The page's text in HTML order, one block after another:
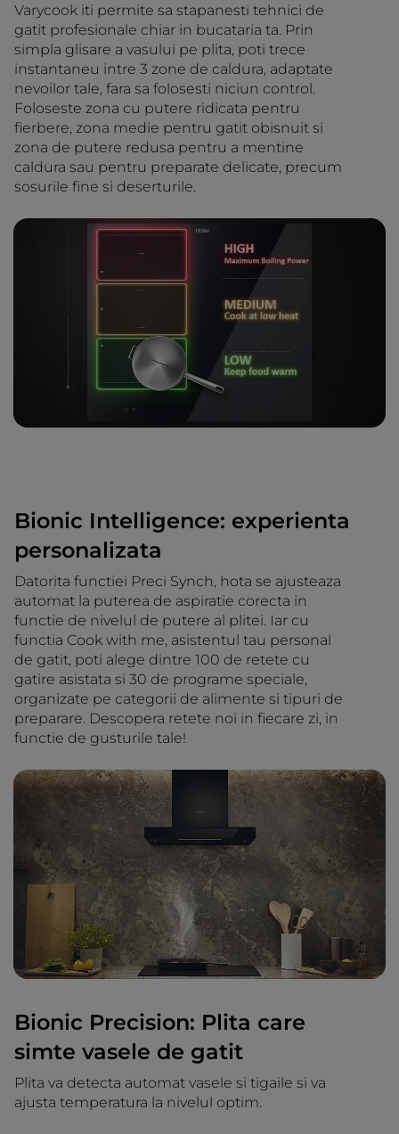
Varycook iti permite sa stapanesti tehnici de
gatit profesionale chiar in bucataria ta. Prin
simpla glisare a vasului pe plita, poti trece
instantaneu intre 3 zone de caldura, adaptate
nevoilor tale, fara sa folosesti niciun control.
Foloseste zona cu putere ridicata pentru
fierbere, zona medie pentru gatit obisnuit si
zona de putere redusa pentru a mentine
caldura sau pentru preparate delicate, precum
sosurile fine si deserturile.
Bionic Intelligence: experienta
personalizata
Datorita functiei Preci Synch, hota se ajusteaza
automat la puterea de aspiratie corecta in
functie de nivelul de putere al plitei. Iar cu
functia Cook with me, asistentul tau personal
de gatit, poti alege dintre 100 de retete cu
gatire asistata si 30 de programe speciale,
organizate pe categorii de alimente si tipuri de
preparare. Descopera retete noi in fiecare zi, in
functie de gusturile tale!
Bionic Precision: Plita care
simte vasele de gatit
Plita va detecta automat vasele si tigaile si va
ajusta temperatura la nivelul optim.